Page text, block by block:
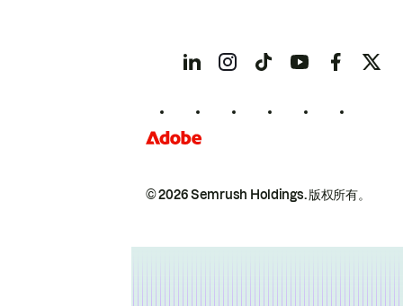
© 2026 Semrush Holdings.版权所有。